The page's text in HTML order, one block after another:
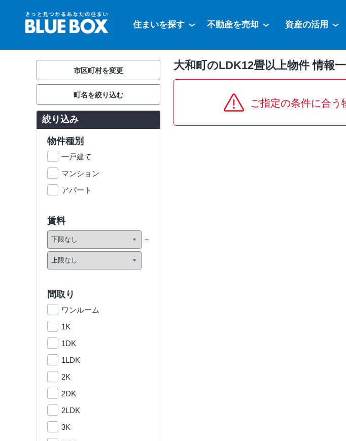
住まいを探す 不動産を売却 資産の活用
大和町のLDK12畳以上物件 情報
ご指定の条件に合う
市区町村を変更
町名を絞り込む
絞り込み
物件種別
一戸建て
マンション
アパート
賃料
間取り
ワンルーム
1K
1DK
1LDK
2K
2DK
2LDK
3K